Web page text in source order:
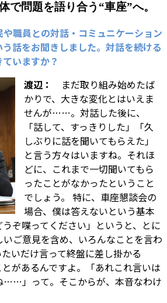
で問題を語り合う“車座”へ。
職員との対話・コミュニケーション
話をお聞きしました。対話を続ける
いますか？
渡辺：
まだ取り組み始めたば
かりで、大きな変化とはいえま
せんが……。対話した後に、
「話して、すっきりした」「久
しぶりに話を聞いてもらえた」
と言う方々はいますね。それほ
どに、これまで一切聞いてもら
ったことがなかったということ
でしょう。 特に、車座懇談会の
場合、僕は答えないという基本
ぞ喋ってください」というと、とに
ご意見を含め、いろんなことを言わ
いだけ言って終盤に差し掛かる
があるんですよ。「あれこれ言いは
……」って。そこからが、本音なわけ